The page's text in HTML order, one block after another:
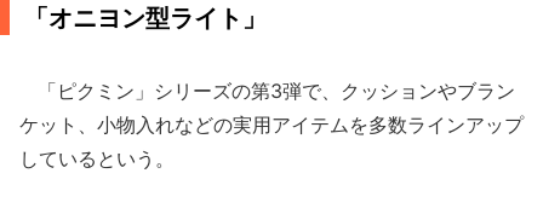
「オニヨン型ライト」
「ピクミン」シリーズの第3弾で、クッションやブラン
ケット、小物入れなどの実用アイテムを多数ラインアップ
しているという。